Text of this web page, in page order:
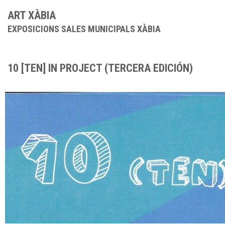
ART XÀBIA
EXPOSICIONS SALES MUNICIPALS XÀBIA
10 [TEN] IN PROJECT (TERCERA EDICIÓN)